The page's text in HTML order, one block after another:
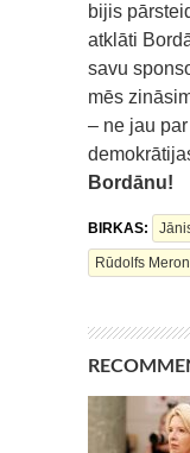
bijis
atklāti
savu
mēs
– ne jau
Bordānu!
BIRKAS:
Rūdolfs